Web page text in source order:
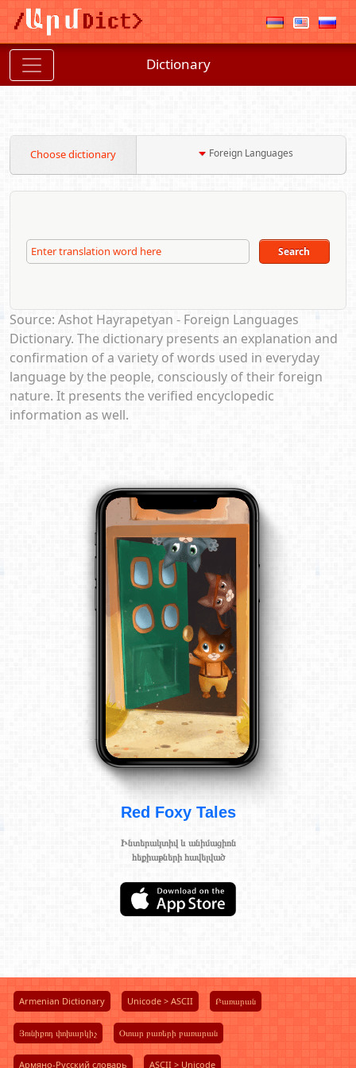
Dictionary
Choose dictionary Foreign Languages
Source: Ashot Hayrapetyan - Foreign Languages ​​
Dictionary. The dictionary presents an explanation and
confirmation of a variety of words used in everyday
language by the people, consciously of their foreign
nature. It presents the verified encyclopedic
information as well.
Red Foxy Tales
Ինտերակտիվ և անիմացիոն
հեքիաթների հավելված
Armenian Dictionary Unicode > ASCII Բառարան
Յունիքոդ փոխարկիչ Օտար բառերի բառարան
Армяно-Русский словарь ASCII > Unicode